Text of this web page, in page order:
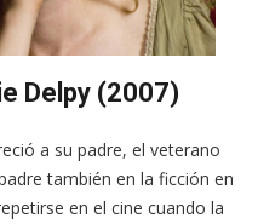
Delpy (2007)
a su padre, el veterano
también en la ficción en
en el cine cuando la